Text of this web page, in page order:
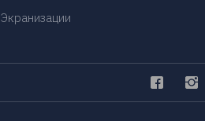
Экранизации